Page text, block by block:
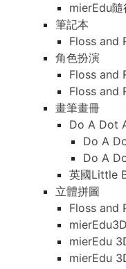
mierEdu隨
筆記本
Floss and
角色扮演
Floss and
Floss and
畫筆畫冊
Do A Dot
Do A
Do A
英國Little
立體拼圖
Floss and
mierEdu
mierEdu